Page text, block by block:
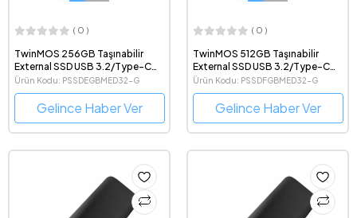
( 0 )
TwinMOS 256GB Taşınabilir
External SSD USB 3.2/Type-C
(Gold)
Ürün Kodu: PSSDEGBMED32-G
Gelince Haber Ver
( 0 )
TwinMOS 512GB Taşınabilir
External SSD USB 3.2/Type-C
(Gold)
Ürün Kodu: PSSDFGBMED32-G
Gelince Haber Ver